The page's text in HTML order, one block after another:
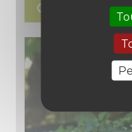
search Lire l'article